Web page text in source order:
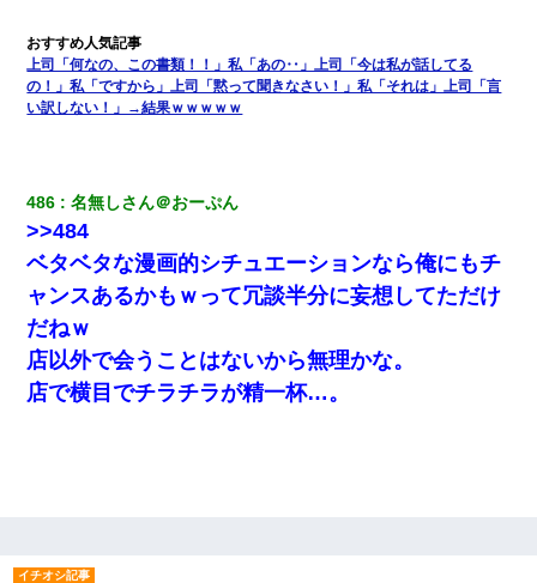
全く親しくないママ友Aから突然「飲み会しよう」と誘われたがお
断りした。後日Aの企みを知ってゾッとするやら腹立つやら！
元夫の連れ子「俺の結婚式の時くらい、母親としての責任を果た
【唖然】帰宅したら旦那のスポーツカーが消えていた。警察『目
立つし、すぐ見つかるかもしれません』→ 数時間後・・警察『××
さんご存じですか？』
【画像】女上司(30)「終電なくなったね…部屋くる？」ワイ「行
きます！」
ナンパにほいほい付いていった私、地獄に落ちる
上司「何なの、この書類！！」私「あの‥」上司「今は私が話してる
の！」私「ですから」上司「黙って聞きなさい！」私「それは」上司「言
い訳しない！」→結果ｗｗｗｗｗ
486 名無しさん＠おーぷん
>>484
ベタベタな漫画的シチュエーションなら俺にもチ
ャンスあるかもｗって冗談半分に妄想してただけ
だねｗ
店以外で会うことはないから無理かな。
店で横目でチラチラが精一杯…。